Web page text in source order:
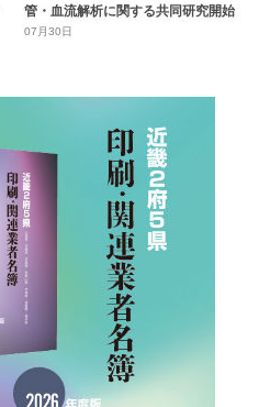
管・血流解析に関する共同研究開始
07月30日